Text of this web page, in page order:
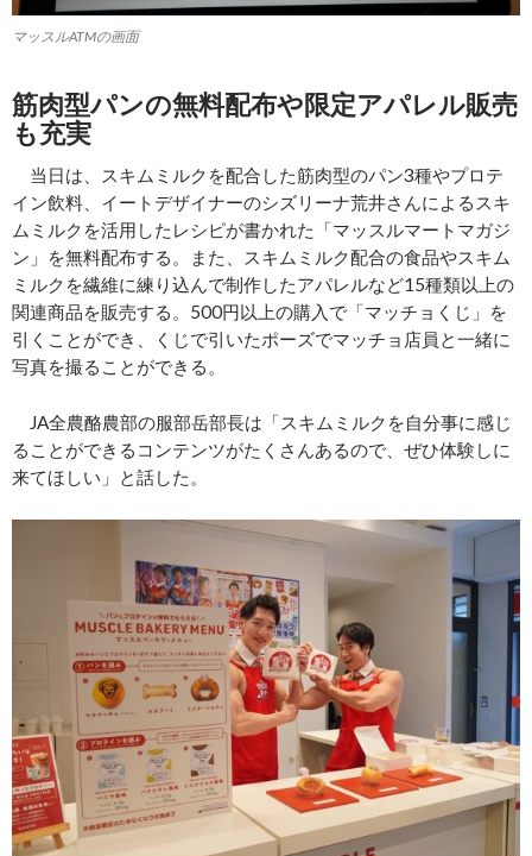
マッスルATMの画面
筋肉型パンの無料配布や限定アパレル販売
も充実
当日は、スキムミルクを配合した筋肉型のパン3種やプロテ
イン飲料、イートデザイナーのシズリーナ荒井さんによるスキ
ムミルクを活用したレシピが書かれた「マッスルマートマガジ
ン」を無料配布する。また、スキムミルク配合の食品やスキム
ミルクを繊維に練り込んで制作したアパレルなど15種類以上の
関連商品を販売する。500円以上の購入で「マッチョくじ」を
引くことができ、くじで引いたポーズでマッチョ店員と一緒に
写真を撮ることができる。
JA全農酪農部の服部岳部長は「スキムミルクを自分事に感じ
ることができるコンテンツがたくさんあるので、ぜひ体験しに
来てほしい」と話した。